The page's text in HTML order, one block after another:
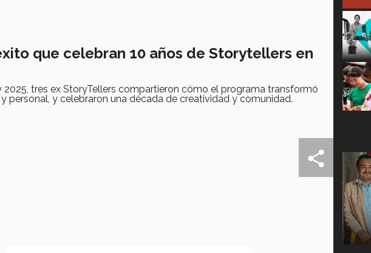
que celebran 10 años de Storytellers en
2025, tres ex StoryTellers compartieron cómo el programa transformó
personal, y celebraron una década de creatividad y comunidad.